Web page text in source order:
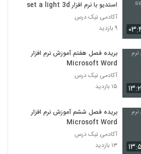
استدیو با نرم افزار set a light 3d
آکادمی نیک درس
۹ بازدید
بریده فصل هفتم آموزش نرم افزار
Microsoft Word
آکادمی نیک درس
۱۵ بازدید
بریده فصل ششم آموزش نرم افزار
Microsoft Word
آکادمی نیک درس
۱۳ بازدید